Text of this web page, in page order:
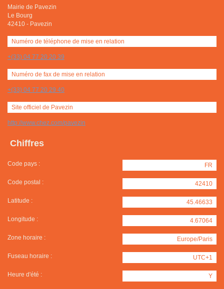
Mairie de Pavezin
Le Bourg
42410 - Pavezin
Numéro de téléphone de mise en relation
+(33) 04 77 20 20 39
Numéro de fax de mise en relation
+(33) 04 77 20 29 40
Site officiel de Pavezin
http://www.chez.com/pavezin
Chiffres
Code pays : FR
Code postal : 42410
Latitude : 45.46633
Longitude : 4.67064
Zone horaire : Europe/Paris
Fuseau horaire : UTC+1
Heure d'été : Y